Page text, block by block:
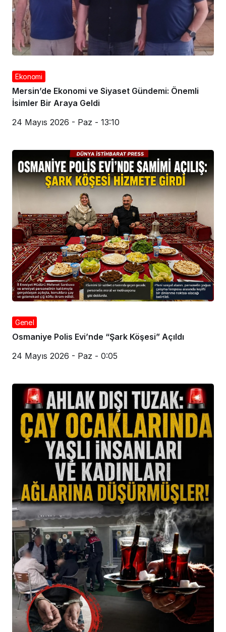
Ekonomi
Mersin’de Ekonomi ve Siyaset Gündemi: Önemli
İsimler Bir Araya Geldi
24 Mayıs 2026 - Paz - 13:10
Genel
Osmaniye Polis Evi’nde “Şark Köşesi” Açıldı
24 Mayıs 2026 - Paz - 0:05